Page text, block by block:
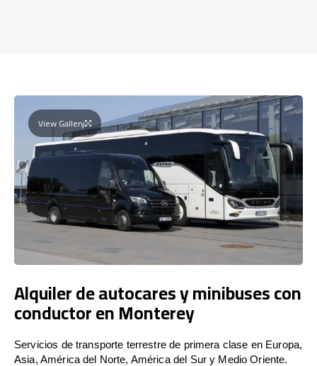
View Gallery
Alquiler de autocares y minibuses con
conductor en Monterey
Servicios de transporte terrestre de primera clase en Europa,
Asia, América del Norte, América del Sur y Medio Oriente.